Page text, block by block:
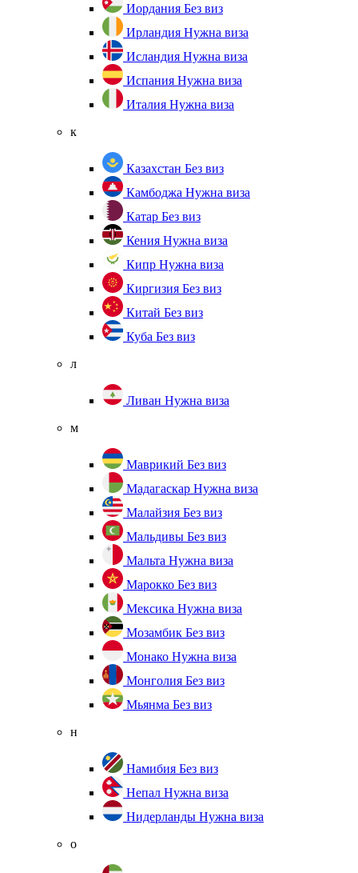
Иордания Без виз
Ирландия Нужна виза
Исландия Нужна виза
Испания Нужна виза
Италия Нужна виза
к
Казахстан Без виз
Камбоджа Нужна виза
Катар Без виз
Кения Нужна виза
Кипр Нужна виза
Киргизия Без виз
Китай Без виз
Куба Без виз
л
Ливан Нужна виза
м
Маврикий Без виз
Мадагаскар Нужна виза
Малайзия Без виз
Мальдивы Без виз
Мальта Нужна виза
Марокко Без виз
Мексика Нужна виза
Мозамбик Без виз
Монако Нужна виза
Монголия Без виз
Мьянма Без виз
н
Намибия Без виз
Непал Нужна виза
Нидерланды Нужна виза
о